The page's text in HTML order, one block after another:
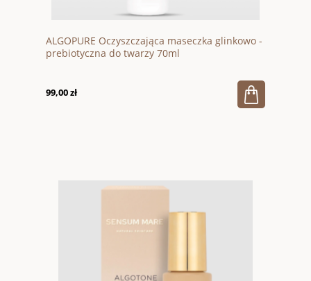
ALGOPURE Oczyszczająca maseczka glinkowo -
prebiotyczna do twarzy 70ml
99,00 zł